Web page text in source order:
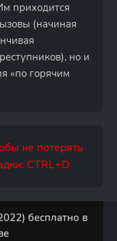
приходится
(начиная
но и
«по горячим
не потерять
CTRL+D
бесплатно в